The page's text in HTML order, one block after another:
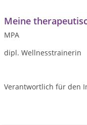
Meine
MPA
dipl. Wellnesstrainerin
Verantwortlich für den